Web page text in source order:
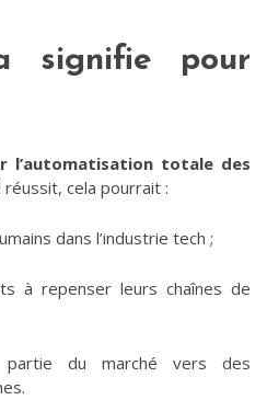
signifie pour
l’automatisation totale des
réussit, cela pourrait :
dans l’industrie tech ;
à repenser leurs chaînes de
partie du marché vers des